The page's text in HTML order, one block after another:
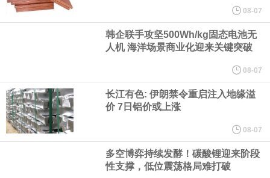
他与赫格塞思就弹药短缺问题发生冲突的报道是“完全没有根据的谣
言”，他对赫格塞思所做的工作“非常满意”。
据报道，威刚近日在法说会上表示，在需求增加、价格走高及货源
稳定的三大有利因素带动下，预期第3季度营运将优于第2季度，并
进一步扩大全年营运成果。
08-07
韩企联手攻坚500Wh/kg固态电池无
人机 海洋场景商业化迎来关键突破
08-07
长江有色: 伊朗禁令重启注入地缘溢
价 7日铝价或上涨
08-07
多空博弈持续发酵！碳酸锂迎来阶段
性支撑，低位震荡格局难打破